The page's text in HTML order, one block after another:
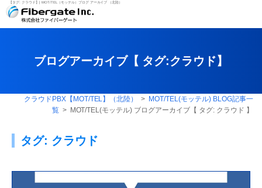
【タグ: クラウド 】| MOT/TEL（モッテル）ブログ アーカイブ （北陸）
ブログアーカイブ【 タグ:クラウド】
クラウドPBX【MOT/TEL】（北陸） > MOT/TEL(モッテル) BLOG記事一
覧> MOT/TEL(モッテル) ブログアーカイブ【 タグ: クラウド 】
タグ: クラウド